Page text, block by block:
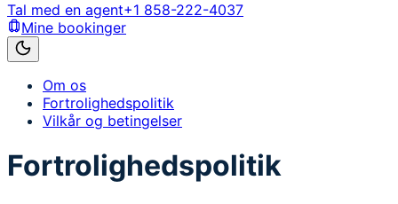
Tal med en agent+1 858-222-4037
Mine bookinger
Om os
Fortrolighedspolitik
Vilkår og betingelser
Fortrolighedspolitik